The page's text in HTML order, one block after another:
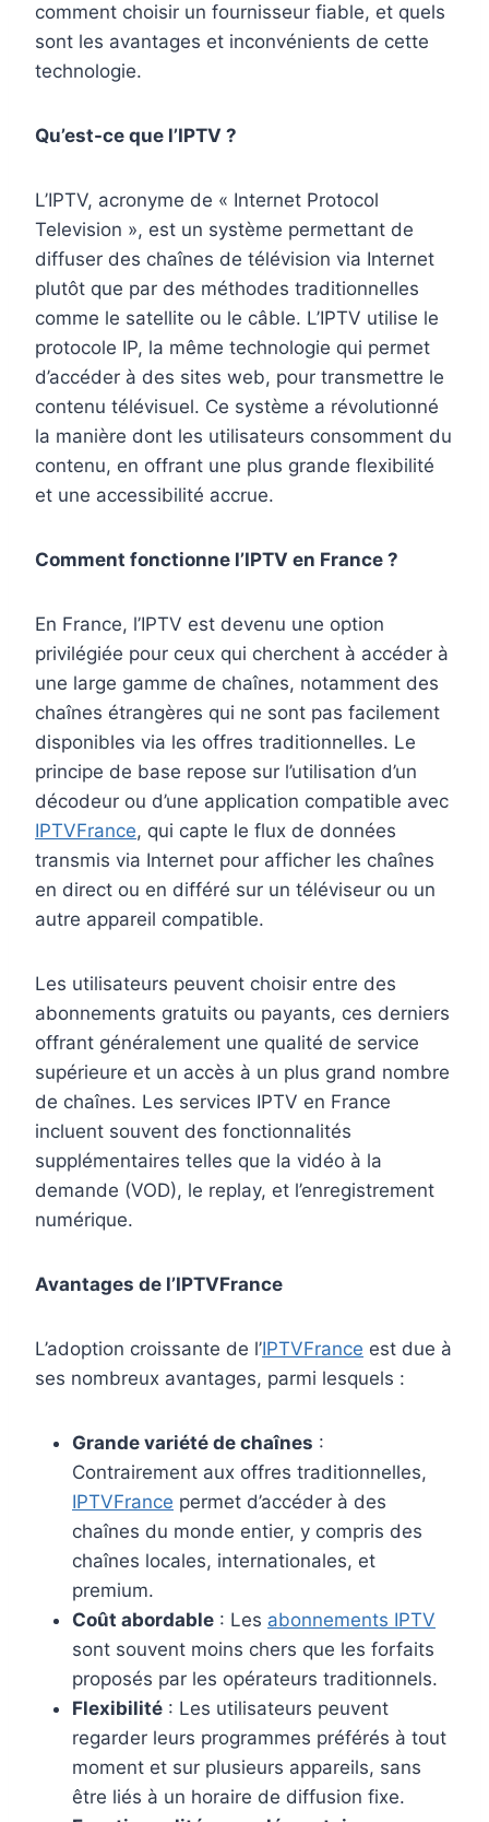
comment choisir un fournisseur fiable, et quels
sont les avantages et inconvénients de cette
technologie.
Qu’est-ce que l’IPTV ?
L’IPTV, acronyme de « Internet Protocol
Television », est un système permettant de
diffuser des chaînes de télévision via Internet
plutôt que par des méthodes traditionnelles
comme le satellite ou le câble. L’IPTV utilise le
protocole IP, la même technologie qui permet
d’accéder à des sites web, pour transmettre le
contenu télévisuel. Ce système a révolutionné
la manière dont les utilisateurs consomment du
contenu, en offrant une plus grande flexibilité
et une accessibilité accrue.
Comment fonctionne l’IPTV en France ?
En France, l’IPTV est devenu une option
privilégiée pour ceux qui cherchent à accéder à
une large gamme de chaînes, notamment des
chaînes étrangères qui ne sont pas facilement
disponibles via les offres traditionnelles. Le
principe de base repose sur l’utilisation d’un
décodeur ou d’une application compatible avec
IPTVFrance, qui capte le flux de données
transmis via Internet pour afficher les chaînes
en direct ou en différé sur un téléviseur ou un
autre appareil compatible.
Les utilisateurs peuvent choisir entre des
abonnements gratuits ou payants, ces derniers
offrant généralement une qualité de service
supérieure et un accès à un plus grand nombre
de chaînes. Les services IPTV en France
incluent souvent des fonctionnalités
supplémentaires telles que la vidéo à la
demande (VOD), le replay, et l’enregistrement
numérique.
Avantages de l’IPTVFrance
L’adoption croissante de l’IPTVFrance est due à
ses nombreux avantages, parmi lesquels :
Grande variété de chaînes :
Contrairement aux offres traditionnelles,
IPTVFrance permet d’accéder à des
chaînes du monde entier, y compris des
chaînes locales, internationales, et
premium.
Coût abordable : Les abonnements IPTV
sont souvent moins chers que les forfaits
proposés par les opérateurs traditionnels.
Flexibilité : Les utilisateurs peuvent
regarder leurs programmes préférés à tout
moment et sur plusieurs appareils, sans
être liés à un horaire de diffusion fixe.